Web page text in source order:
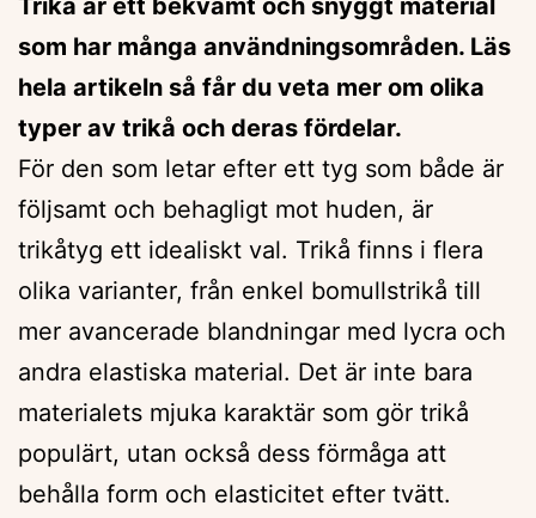
som har många användningsområden. Läs
hela artikeln så får du veta mer om olika
typer av trikå och deras fördelar.
För den som letar efter ett tyg som både är
följsamt och behagligt mot huden, är
trikåtyg ett idealiskt val. Trikå finns i flera
olika varianter, från enkel bomullstrikå till
mer avancerade blandningar med lycra och
andra elastiska material. Det är inte bara
materialets mjuka karaktär som gör trikå
populärt, utan också dess förmåga att
behålla form och elasticitet efter tvätt.